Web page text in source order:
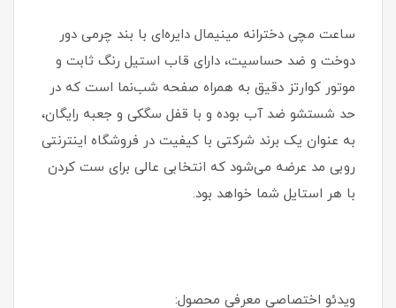
ساعت مچی دخترانه مینیمال دایره‌ای با بند چرمی دور
دوخت و ضد حساسیت، دارای قاب استیل رنگ ثابت و
موتور کوارتز دقیق به همراه صفحه شب‌نما است که در
حد شستشو ضد آب بوده و با قفل سگکی و جعبه رایگان،
به عنوان یک برند شرکتی با کیفیت در فروشگاه اینترنتی
روبی مد عرضه می‌شود که انتخابی عالی برای ست کردن
با هر استایل شما خواهد بود.
ویدئو اختصاصی معرفی محصول: